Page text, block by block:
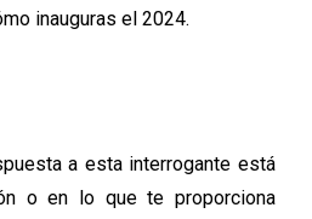
inauguras el 2024.
a esta interrogante está
o en lo que te proporciona